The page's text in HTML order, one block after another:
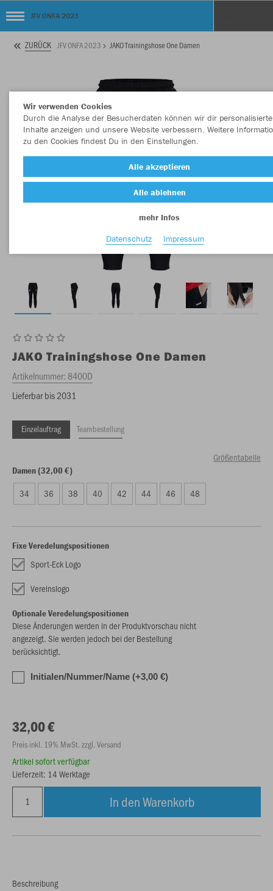
JFV ONFA 2023
ZURÜCK JFV ONFA 2023 JAKO Trainingshose One Damen
JAKO Trainingshose One Damen
Artikelnummer:8400D
Lieferbar bis 2031
Einzelauftrag Teambestellung
Größentabelle
Damen (32,00 €)
34 36 38 40 42 44 46 48
Fixe Veredelungspositionen
Sport-Eck Logo
Vereinslogo
Optionale Veredelungspositionen
Diese Änderungen werden in der Produktvorschau nicht
angezeigt. Sie werden jedoch bei der Bestellung
berücksichtigt.
Initialen/Nummer/Name (+3,00 €)
32,00 €
Preis inkl. 19% MwSt. zzgl. Versand
Artikel sofort verfügbar
Lieferzeit: 14 Werktage
In den Warenkorb
Beschreibung
Wir verwenden Cookies
Durch die Analyse der Besucherdaten können wir dir personalisierte
Inhalte anzeigen und unsere Website verbessern. Weitere
zu den Cookies findest Du in den Einstellungen.
Alle akzeptieren
Alle ablehnen
mehr Infos
Datenschutz
Impressum